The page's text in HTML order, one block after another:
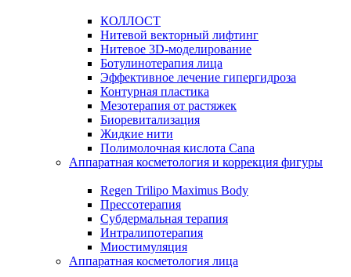
КОЛЛОСТ
Нитевой векторный лифтинг
Нитевое 3D-моделирование
Ботулинотерапия лица
Эффективное лечение гипергидроза
Контурная пластика
Мезотерапия от растяжек
Биоревитализация
Жидкие нити
Полимолочная кислота Cana
Аппаратная косметология и коррекция фигуры
Regen Trilipo Maximus Body
Прессотерапия
Субдермальная терапия
Интралипотерапия
Миостимуляция
Аппаратная косметология лица